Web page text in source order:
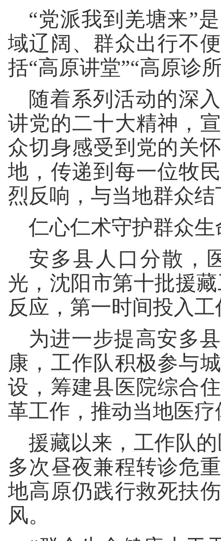
“党派我到羌塘来”
域辽阔、群众出行不
括“高原讲堂”“高原诊
随着系列活动的深
讲党的二十大精神，
众切身感受到党的关
地，传递到每一位牧
烈反响，与当地群众
仁心仁术守护群众生
安多县人口分散，
光，沈阳市第十批援
反应，第一时间投入工
为进一步提高安多
康，工作队积极参与
设，筹建县医院综合
革工作，推动当地医
援藏以来，工作队
多次昼夜兼程转诊危
地高原仍践行救死扶
风。